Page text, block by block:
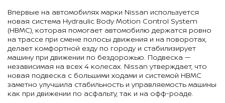
Впервые на автомобилях марки Nissan используется
новая система Hydraulic Body Motion Control System
(HBMC), которая помогает автомобилю держатся ровно
на трассе при смене полосы движения и на поворотах,
делает комфортной езду по городу и стабилизирует
машину при движении по бездорожью. Подвеска —
независимая на всех 4 колесах. Nissan утверждает, что
новая подвеска с большими ходами и системой HBMC
заметно улучшила стабильность и управляемость машины
как при движении по асфальту, так и на офф-роаде.